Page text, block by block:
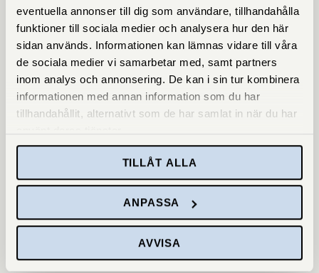
eventuella annonser till dig som användare, tillhandahålla
funktioner till sociala medier och analysera hur den här
sidan används. Informationen kan lämnas vidare till våra
de sociala medier vi samarbetar med, samt partners
inom analys och annonsering. De kan i sin tur kombinera
informationen med annan information som du har
tillhandahållit, alternativt som de har samlat in när du har
TILLÅT ALLA
ANPASSA
AVVISA
SÖREN NILSSON
soren.nilsson@mockfjards.se